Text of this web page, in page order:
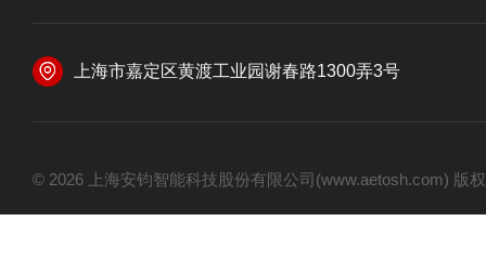
上海市嘉定区黄渡工业园谢春路1300弄3号
© 2026 上海安钧智能科技股份有限公司(www.aetosh.com)